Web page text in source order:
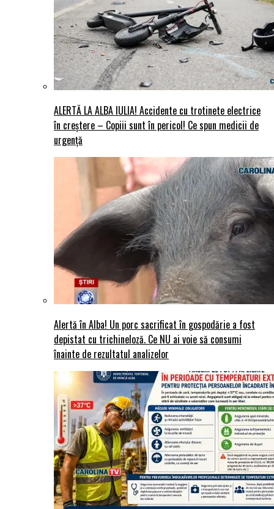
ALERTĂ LA ALBA IULIA! Accidente cu trotinete electrice
în creștere – Copiii sunt în pericol! Ce spun medicii de
urgență
Alertă în Alba! Un porc sacrificat în gospodărie a fost
depistat cu trichineloză. Ce NU ai voie să consumi
înainte de rezultatul analizelor